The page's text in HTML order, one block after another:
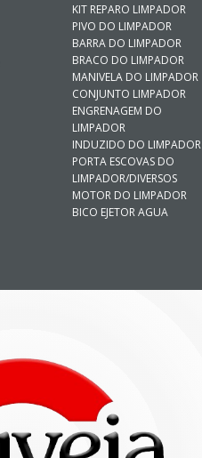
KIT REPARO LIMPADOR
PIVO DO LIMPADOR
BARRA DO LIMPADOR
BRACO DO LIMPADOR
MANIVELA DO LIMPADOR
CONJUNTO LIMPADOR
ENGRENAGEM DO
LIMPADOR
INDUZIDO DO LIMPADOR
PORTA ESCOVAS DO
LIMPADOR/DIVERSOS
MOTOR DO LIMPADOR
BICO EJETOR AGUA